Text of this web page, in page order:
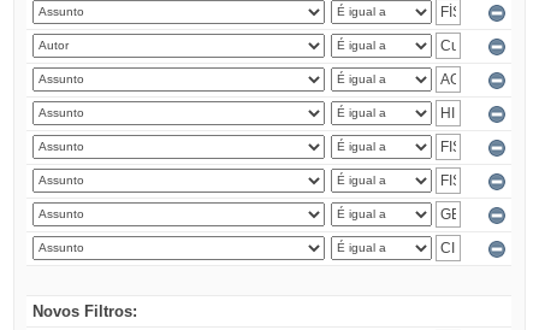
Novos Filtros: